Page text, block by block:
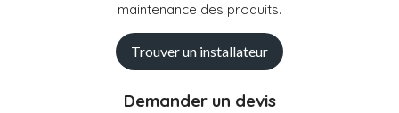
maintenance des produits.
Trouver un installateur
Demander un devis